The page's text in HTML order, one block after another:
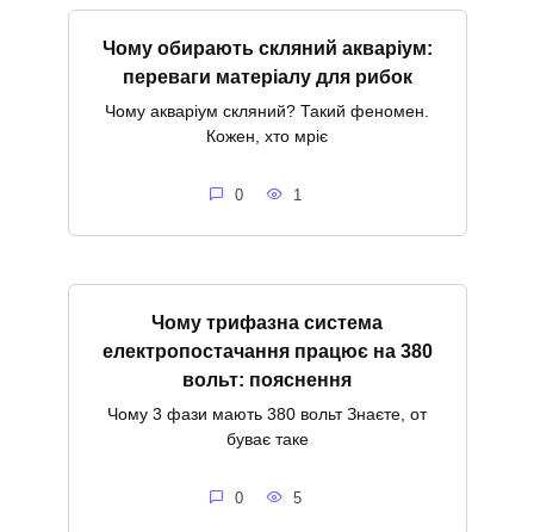
Чому обирають скляний акваріум:
переваги матеріалу для рибок
Чому акваріум скляний? Такий феномен.
Кожен, хто мріє
0 1
Чому трифазна система
електропостачання працює на 380
вольт: пояснення
Чому 3 фази мають 380 вольт Знаєте, от
буває таке
0 5